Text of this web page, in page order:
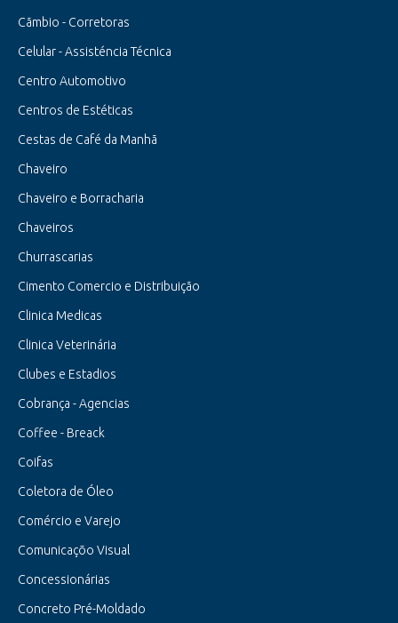
Cãmbio - Corretoras
Celular - Assisténcia Técnica
Centro Automotivo
Centros de Estéticas
Cestas de Café da Manhã
Chaveiro
Chaveiro e Borracharia
Chaveiros
Churrascarias
Cimento Comercio e Distribuição
Clinica Medicas
Clinica Veterinária
Clubes e Estadios
Cobrança - Agencias
Coffee - Breack
Coifas
Coletora de Óleo
Comércio e Varejo
Comunicaçõo Visual
Concessionárias
Concreto Pré-Moldado